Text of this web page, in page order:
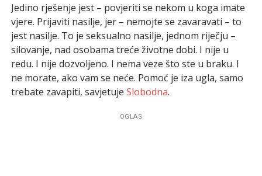
Jedino rješenje jest – povjeriti se nekom u koga imate
vjere. Prijaviti nasilje, jer – nemojte se zavaravati – to
jest nasilje. To je seksualno nasilje, jednom riječju –
silovanje, nad osobama treće životne dobi. I nije u
redu. I nije dozvoljeno. I nema veze što ste u braku. I
ne morate, ako vam se neće. Pomoć je iza ugla, samo
trebate zavapiti, savjetuje Slobodna.
OGLAS